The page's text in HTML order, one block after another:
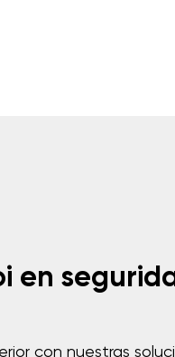
en
con nuestras